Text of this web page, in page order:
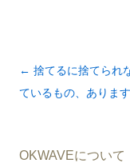
投
稿
ゲ
← 捨てるに捨てられ
ているもの、ありま
OKWAVEについて